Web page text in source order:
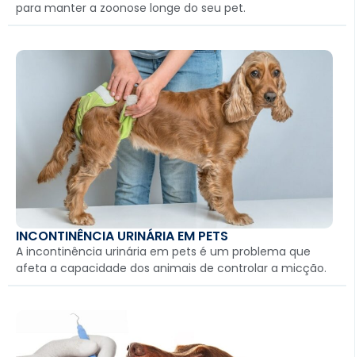
para manter a zoonose longe do seu pet.
INCONTINÊNCIA URINÁRIA EM PETS
A incontinência urinária em pets é um problema que
afeta a capacidade dos animais de controlar a micção.